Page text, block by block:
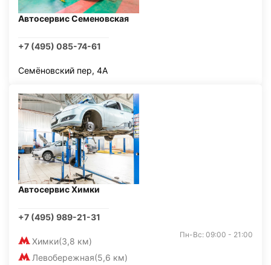
Автосервис Семеновская
+7 (495) 085-74-61
Семёновский пер, 4А
Автосервис Химки
+7 (495) 989-21-31
Химки(3,8 км)
Левобережная(5,6 км)
Пн-Вс: 09:00 - 21:00